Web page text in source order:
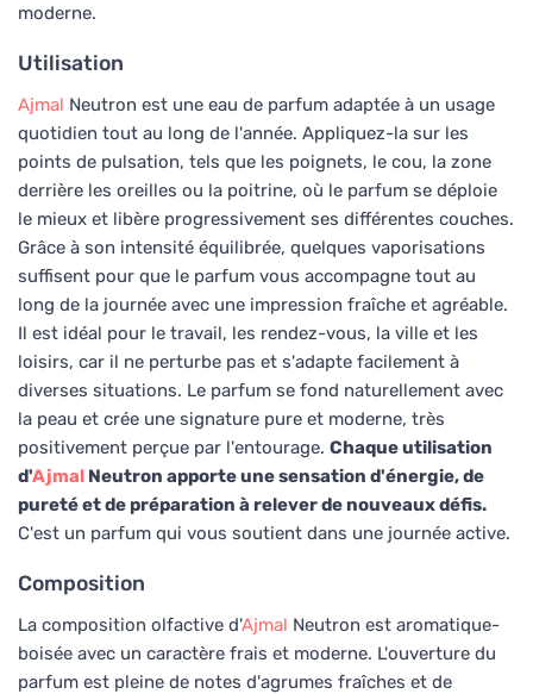
moderne.
Utilisation
Ajmal Neutron est une eau de parfum adaptée à un usage
quotidien tout au long de l'année. Appliquez-la sur les
points de pulsation, tels que les poignets, le cou, la zone
derrière les oreilles ou la poitrine, où le parfum se déploie
le mieux et libère progressivement ses différentes couches.
Grâce à son intensité équilibrée, quelques vaporisations
suffisent pour que le parfum vous accompagne tout au
long de la journée avec une impression fraîche et agréable.
Il est idéal pour le travail, les rendez-vous, la ville et les
loisirs, car il ne perturbe pas et s'adapte facilement à
diverses situations. Le parfum se fond naturellement avec
la peau et crée une signature pure et moderne, très
positivement perçue par l'entourage. Chaque utilisation
d'Ajmal Neutron apporte une sensation d'énergie, de
pureté et de préparation à relever de nouveaux défis.
C'est un parfum qui vous soutient dans une journée active.
Composition
La composition olfactive d'Ajmal Neutron est aromatique-
boisée avec un caractère frais et moderne. L'ouverture du
parfum est pleine de notes d'agrumes fraîches et de